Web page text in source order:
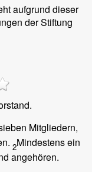
aufgrund dieser
der Stiftung
Mitgliedern,
2Mindestens ein
angehören.